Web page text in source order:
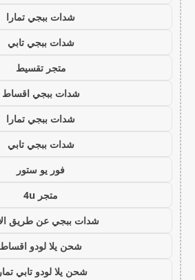
شدات ببجي تمارا
شدات ببجي تابي
متجر تقسيط
شدات ببجي اقساط
شدات ببجي تمارا
شدات ببجي تابي
فور يو ستور
متجر 4u
شدات ببجي عن طريق
شحن يلا لودو اقساط
شحن يلا لودو تابي